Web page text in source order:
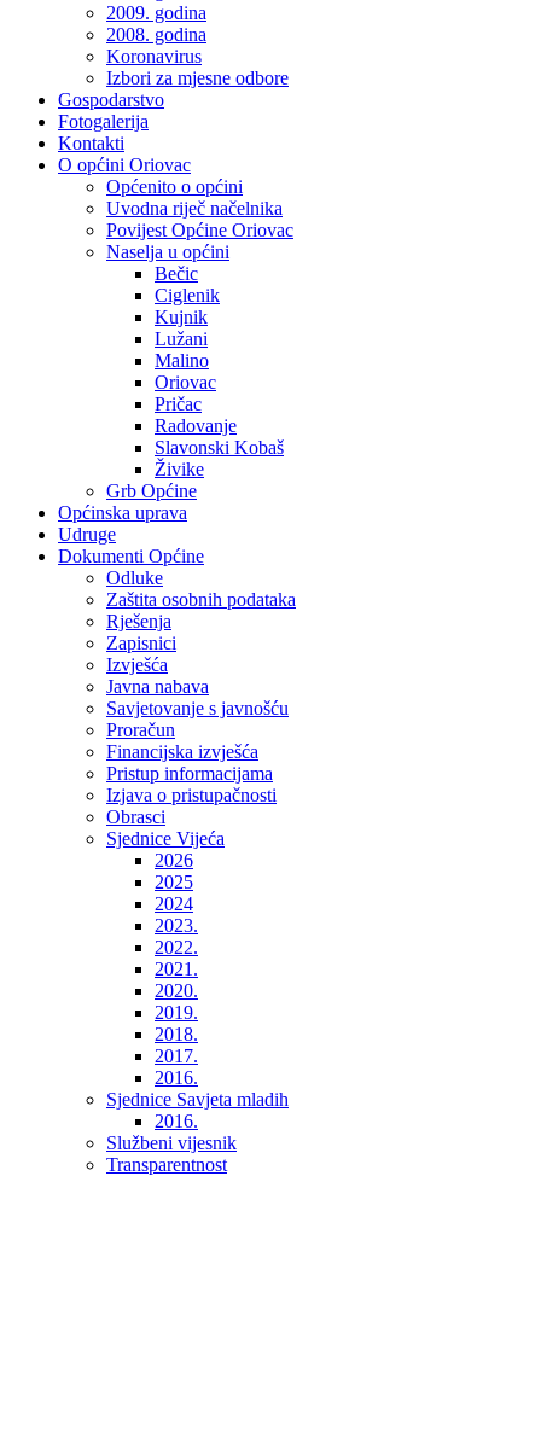
2009. godina
2008. godina
Koronavirus
Izbori za mjesne odbore
Gospodarstvo
Fotogalerija
Kontakti
O općini Oriovac
Općenito o općini
Uvodna riječ načelnika
Povijest Općine Oriovac
Naselja u općini
Bečic
Ciglenik
Kujnik
Lužani
Malino
Oriovac
Pričac
Radovanje
Slavonski Kobaš
Živike
Grb Općine
Općinska uprava
Udruge
Dokumenti Općine
Odluke
Zaštita osobnih podataka
Rješenja
Zapisnici
Izvješća
Javna nabava
Savjetovanje s javnošću
Proračun
Financijska izvješća
Pristup informacijama
Izjava o pristupačnosti
Obrasci
Sjednice Vijeća
2026
2025
2024
2023.
2022.
2021.
2020.
2019.
2018.
2017.
2016.
Sjednice Savjeta mladih
2016.
Službeni vijesnik
Transparentnost